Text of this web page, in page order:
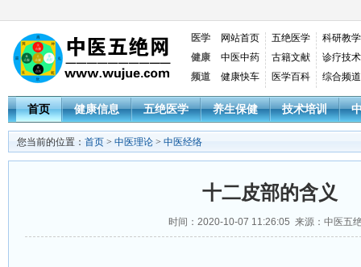
医学 网站首页 五绝医学
科研教学
健康
中医中药 古籍文献
诊疗技术
频道
健康快车 医学百科 综合频道
首页 健康信息 五绝医学 养生保健 技术培训
您当前的位置： 首页 > 中医理论 > 中医经络
十二皮部的含义
时间：2020-10-07 11:26:05 来源：中医五